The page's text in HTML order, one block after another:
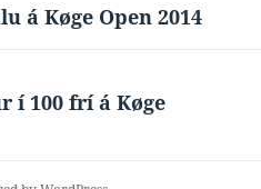
á Køge Open 2014
í 100 frí á Køge